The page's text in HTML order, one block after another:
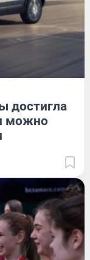
достигла
можно